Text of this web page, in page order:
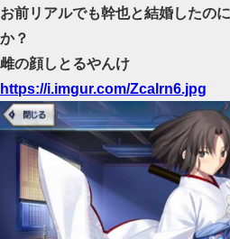
お前リアルでも幹也と結婚したの
か？
雌の顔しとるやんけ
https://i.imgur.com/Zcalrn6.jpg